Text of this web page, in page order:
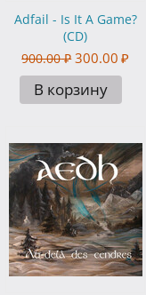
Adfail - Is It A Game?
(CD)
900.00 ₽ 300.00 ₽
В корзину